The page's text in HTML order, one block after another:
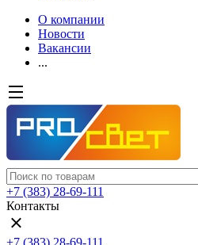
О компании
Новости
Вакансии
...
+7 (383) 28-69-111
Контакты
+7 (383) 28-69-111